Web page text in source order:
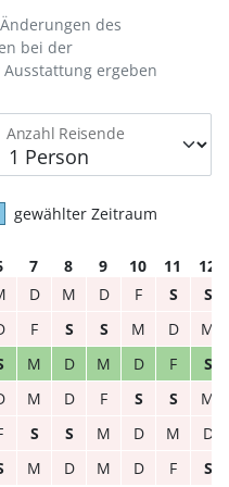
Anzahl Reisende
des
bei der
ergeben
gewählter Zeitraum
7 8 9 10 11
12
D M D F S
S
F S S M D
M
M D M D F
S
M D F S S
M
S S M D M
D
M D M D F S